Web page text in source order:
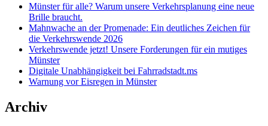
Münster für alle? Warum unsere Verkehrsplanung eine neue
Brille braucht.
Mahnwache an der Promenade: Ein deutliches Zeichen für
die Verkehrswende 2026
Verkehrswende jetzt! Unsere Forderungen für ein mutiges
Münster
Digitale Unabhängigkeit bei Fahrradstadt.ms
Warnung vor Eisregen in Münster
Archiv